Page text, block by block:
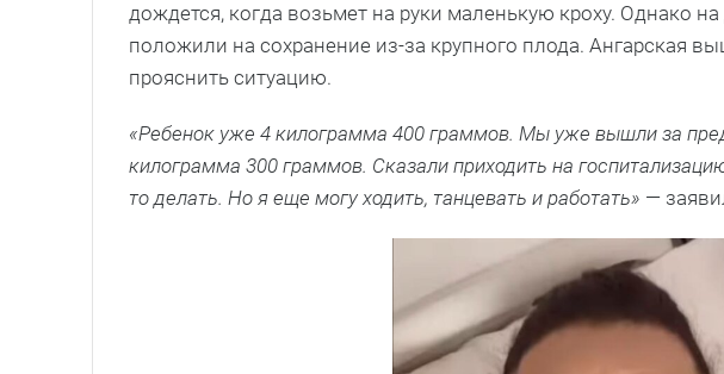
дождется, когда возьмет на руки маленькую кроху. Однако
положили на сохранение из-за крупного плода. Ангарская
прояснить ситуацию.
«Ребенок уже 4 килограмма 400 граммов. Мы уже вышли за
килограмма 300 граммов. Сказали приходить на
то делать. Но я еще могу ходить, танцевать и работать» —